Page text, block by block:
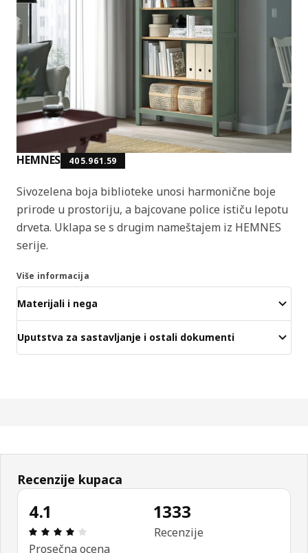
HEMNES 405.961.59
Sivozelena boja biblioteke unosi harmonične boje
prirode u prostoriju, a bajcovane police ističu lepotu
drveta. Uklapa se s drugim nameštajem iz HEMNES
serije.
Više informacija
Materijali i nega
Uputstva za sastavljanje i ostali dokumenti
Recenzije kupaca
4.1
Pregled: 4.1 od mogućih 5 zvezdica. Ukupan broj
Prosečna ocena
1333
Recenzije